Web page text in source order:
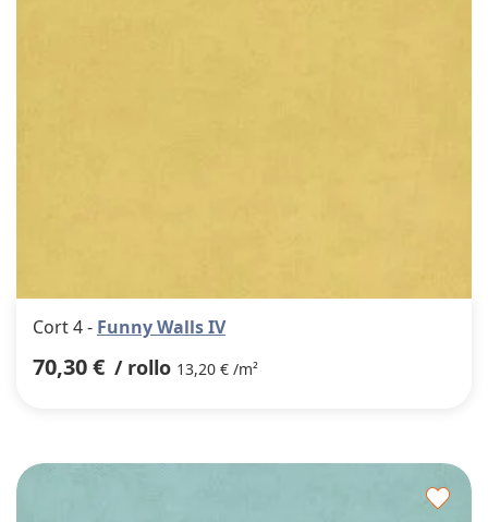
Cort 4 - Funny Walls IV
70,30 € / rollo 13,20 € /m²